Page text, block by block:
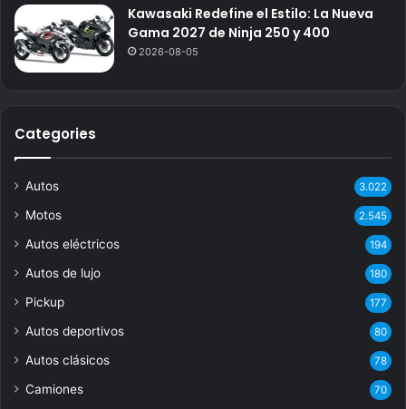
Kawasaki Redefine el Estilo: La Nueva
Gama 2027 de Ninja 250 y 400
2026-08-05
Categories
Autos 3.022
Motos 2.545
Autos eléctricos 194
Autos de lujo 180
Pickup 177
Autos deportivos 80
Autos clásicos 78
Camiones 70